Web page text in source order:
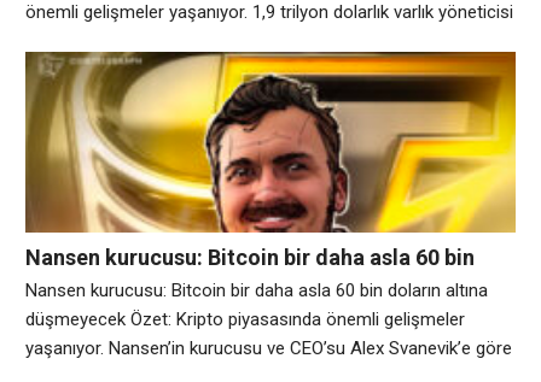
önemli gelişmeler yaşanıyor. 1,9 trilyon dolarlık varlık yöneticisi
yönetilen çok tokenli spot kripto borsa yatırım fonunu (ETF)
piyasaya sürdüğünde, yatırımcılar portföyde bitcoin BTC$
64.969,55, Ethereum ETH $1.918,27 ve solana (SOL) gibi
Nansen kurucusu: Bitcoin bir daha asla 60 bin
doların altına düşmeyecek
Nansen kurucusu: Bitcoin bir daha asla 60 bin doların altına
düşmeyecek Özet: Kripto piyasasında önemli gelişmeler
yaşanıyor. Nansen’in kurucusu ve CEO’su Alex Svanevik’e göre